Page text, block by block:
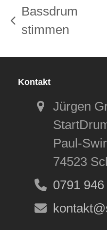
vorheriger
Bassdrum
stimmen
Kontakt
Jürgen
Paul-
74523
0791